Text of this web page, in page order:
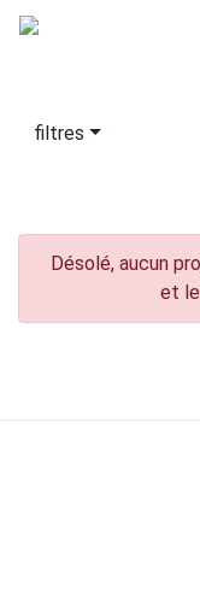
filtres
Désolé, aucun
et